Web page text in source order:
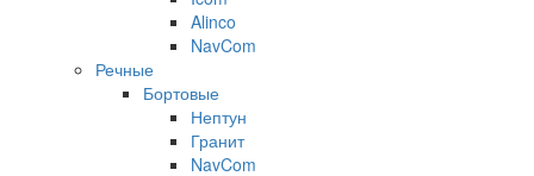
Alinco
NavCom
Речные
Бортовые
Нептун
Гранит
NavCom